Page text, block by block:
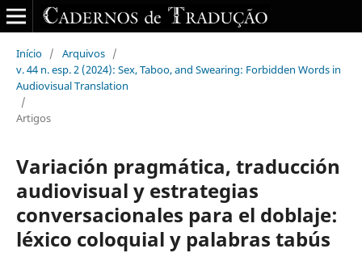
Início / Arquivos /
v. 44 n. esp. 2 (2024): Sex, Taboo, and Swearing: Forbidden Words in
Audiovisual Translation
/
Artigos
Variación pragmática, traducción
audiovisual y estrategias
conversacionales para el doblaje:
léxico coloquial y palabras tabús